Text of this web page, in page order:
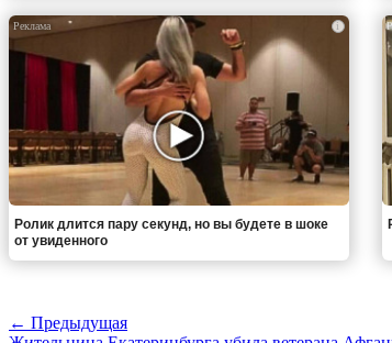
i
Ролик длится пару секунд, но вы будете в шоке
от увиденного
← Предыдущая